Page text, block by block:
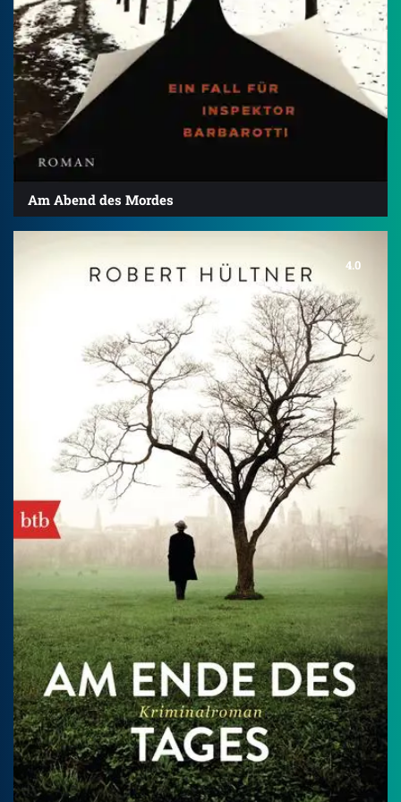
Am Abend des Mordes
4.0